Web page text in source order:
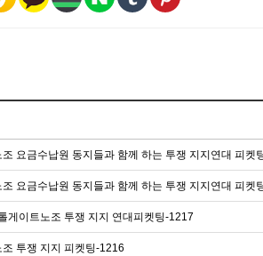
조 요금수납원 동지들과 함께 하는 투쟁 지지연대 피켓
조 요금수납원 동지들과 함께 하는 투쟁 지지연대 피켓
게이트노조 투쟁 지지 연대피켓팅-1217
조 투쟁 지지 피켓팅-1216